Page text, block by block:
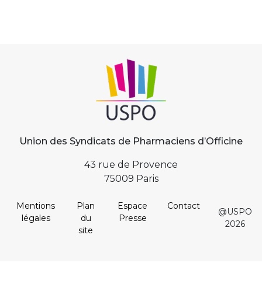
Union des Syndicats de Pharmaciens d’Officine
43 rue de Provence
75009 Paris
Mentions
légales
Plan
du
site
Espace
Presse
Contact
@USPO
2026